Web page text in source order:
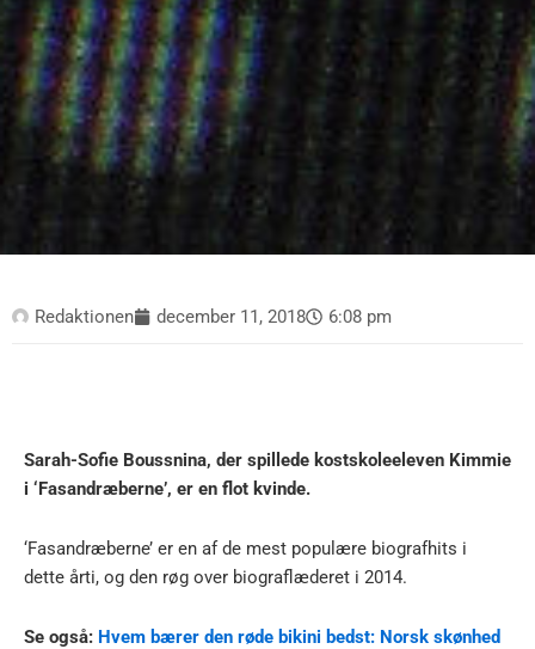
Redaktionen december 11, 2018 6:08 pm
Sarah-Sofie Boussnina, der spillede kostskoleeleven Kimmie
i ‘Fasandræberne’, er en flot kvinde.
‘Fasandræberne’ er en af de mest populære biografhits i
dette årti, og den røg over biograflæderet i 2014.
Se også: Hvem bærer den røde bikini bedst: Norsk skønhed